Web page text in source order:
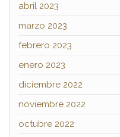
abril 2023
marzo 2023
febrero 2023
enero 2023
diciembre 2022
noviembre 2022
octubre 2022